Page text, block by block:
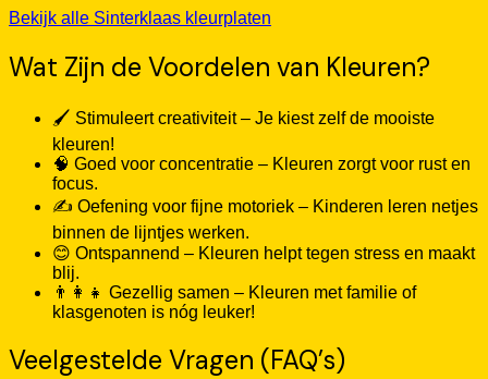
Bekijk alle Sinterklaas kleurplaten
Wat Zijn de Voordelen van Kleuren?
🖌️ Stimuleert creativiteit – Je kiest zelf de mooiste
kleuren!
🧠 Goed voor concentratie – Kleuren zorgt voor rust en
focus.
✍️ Oefening voor fijne motoriek – Kinderen leren netjes
binnen de lijntjes werken.
😊 Ontspannend – Kleuren helpt tegen stress en maakt
blij.
👨‍👩‍👧 Gezellig samen – Kleuren met familie of
klasgenoten is nóg leuker!
Veelgestelde Vragen (FAQ’s)